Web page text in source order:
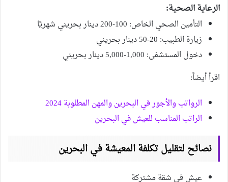
الرعاية الصحية:
التأمين الصحي الخاص: 100-200 دينار بحريني شهريًا
زيارة الطبيب: 20-50 دينار بحريني
دخول المستشفى: 1,000-5,000 دينار بحريني
اقرأ أيضاً:
الرواتب والأجور في البحرين والمهن المطلوبة 2024
الراتب المناسب للعيش في البحرين
نصائح لتقليل تكلفة المعيشة في البحرين
عيش في شقة مشتركة